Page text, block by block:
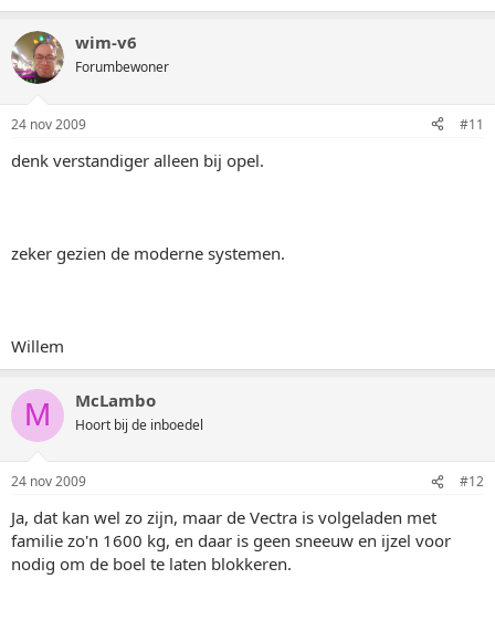
wim-v6
Forumbewoner
24 nov 2009 #11
denk verstandiger alleen bij opel.
zeker gezien de moderne systemen.
Willem
M McLambo
Hoort bij de inboedel
24 nov 2009 #12
Ja, dat kan wel zo zijn, maar de Vectra is volgeladen met
familie zo'n 1600 kg, en daar is geen sneeuw en ijzel voor
nodig om de boel te laten blokkeren.